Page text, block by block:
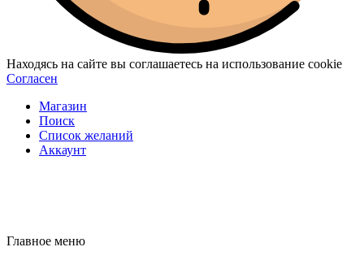
Находясь на сайте вы соглашаетесь на использование cookie
Согласен
Магазин
Поиск
Список желаний
Аккаунт
Главное меню